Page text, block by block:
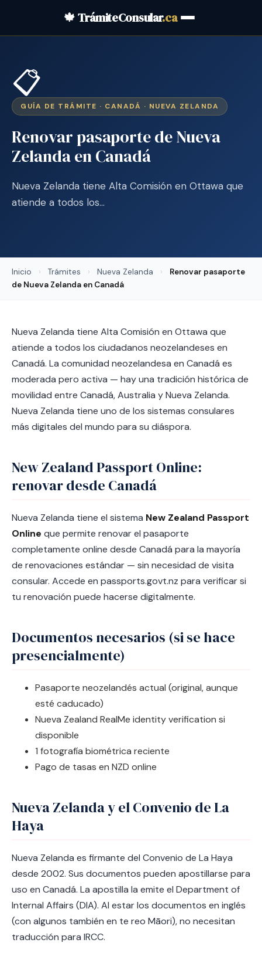
🍁 TrámiteConsular.ca
📋
GUÍA DE TRÁMITE · CANADÁ · NUEVA ZELANDA
Renovar pasaporte de Nueva
Zelanda en Canadá
Nueva Zelanda tiene Alta Comisión en Ottawa que
atiende a todos los…
Inicio › Trámites › Nueva Zelanda ›
Renovar pasaporte
de Nueva Zelanda en Canadá
Nueva Zelanda tiene Alta Comisión en Ottawa que
atiende a todos los ciudadanos neozelandeses en
Canadá. La comunidad neozelandesa en Canadá es
moderada pero activa — hay una tradición histórica de
movilidad entre Canadá, Australia y Nueva Zelanda.
Nueva Zelanda tiene uno de los sistemas consulares
más digitales del mundo para su diáspora.
New Zealand Passport Online:
renovar desde Canadá
Nueva Zelanda tiene el sistema New Zealand Passport
Online que permite renovar el pasaporte
completamente online desde Canadá para la mayoría
de renovaciones estándar — sin necesidad de visita
consular. Accede en passports.govt.nz para verificar si
tu renovación puede hacerse digitalmente.
Documentos necesarios (si se hace
presencialmente)
Pasaporte neozelandés actual (original, aunque
esté caducado)
Nueva Zealand RealMe identity verification si
disponible
1 fotografía biométrica reciente
Pago de tasas en NZD online
Nueva Zelanda y el Convenio de La
Haya
Nueva Zelanda es firmante del Convenio de La Haya
desde 2002. Sus documentos pueden apostillarse para
uso en Canadá. La apostilla la emite el Department of
Internal Affairs (DIA). Al estar los documentos en inglés
(con algunos también en te reo Māori), no necesitan
traducción para IRCC.